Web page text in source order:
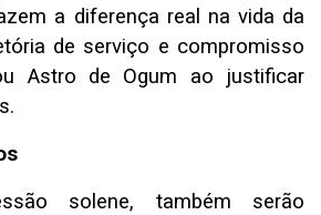
a diferença real na vida da
de serviço e compromisso
Astro de Ogum ao justificar
solene, também serão